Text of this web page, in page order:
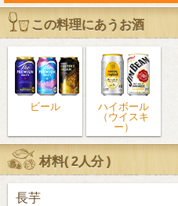
この料理にあうお酒
ビール
ハイボール
（ウイスキ
ー）
材料(2人分)
長芋